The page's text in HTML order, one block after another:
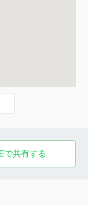
で共有する